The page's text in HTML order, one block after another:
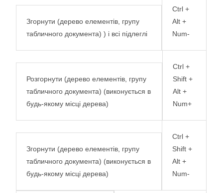
Згорнути (дерево елементів, групу
табличного документа) ) і всі підлеглі
Ctrl +
Alt +
Num-
Розгорнути (дерево елементів, групу
табличного документа) (виконується в
будь-якому місці дерева)
Ctrl +
Shift +
Alt +
Num+
Згорнути (дерево елементів, групу
табличного документа) (виконується в
будь-якому місці дерева)
Ctrl +
Shift +
Alt +
Num-